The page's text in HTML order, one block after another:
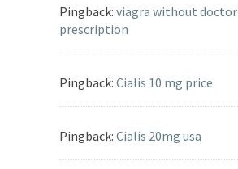
Pingback: viagra without doctor
prescription
Pingback: Cialis 10 mg price
Pingback: Cialis 20mg usa